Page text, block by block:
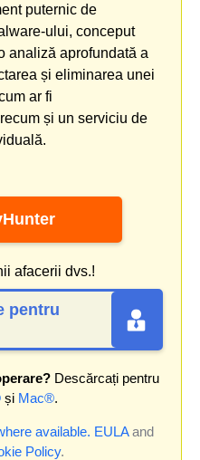
puternic de
ului, conceput
analiză aprofundată a
și eliminarea unei
ar fi
și un serviciu de
afacerii dvs.!
pentru
Descărcați pentru
și Mac®.
available. EULAand
Policy.